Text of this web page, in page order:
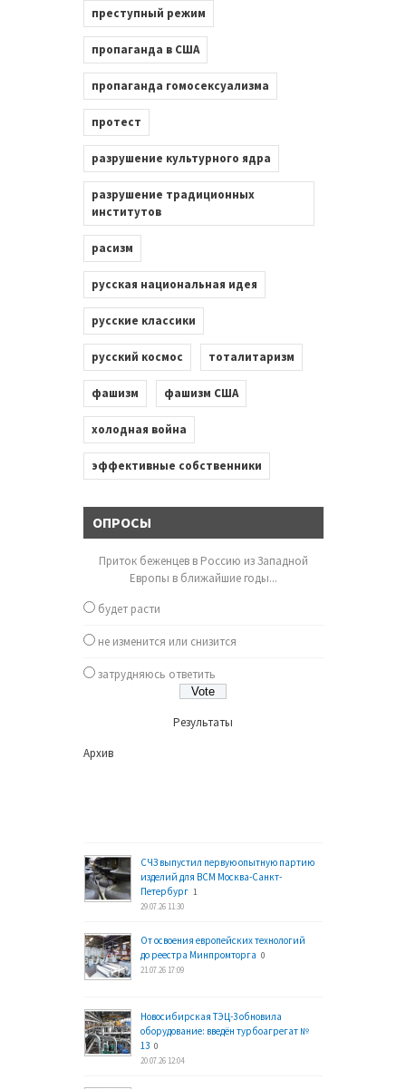
преступный режим
пропаганда в США
пропаганда гомосексуализма
протест
разрушение культурного ядра
разрушение традиционных
институтов
расизм
русская национальная идея
русские классики
русский космос тоталитаризм
фашизм фашизм США
холодная война
эффективные собственники
ОПРОСЫ
Приток беженцев в Россию из Западной
Европы в ближайшие годы...
будет расти
не изменится или снизится
затрудняюсь ответить
Результаты
Архив
СЧЗ выпустил первую опытную партию
изделий для ВСМ Москва-Санкт-
Петербург 1
29.07.26 11:30
От освоения европейских технологий
до реестра Минпромторга 0
21.07.26 17:09
Новосибирская ТЭЦ-3 обновила
оборудование: введён турбоагрегат №
13 0
20.07.26 12:04